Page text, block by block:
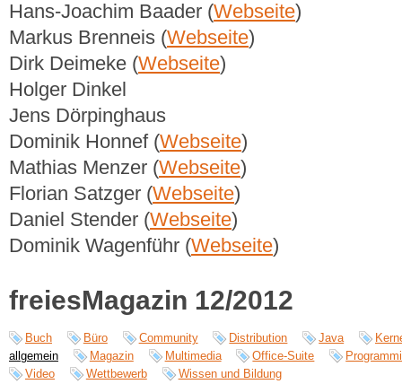
Hans-Joachim Baader (Webseite)
Markus Brenneis (Webseite)
Dirk Deimeke (Webseite)
Holger Dinkel
Jens Dörpinghaus
Dominik Honnef (Webseite)
Mathias Menzer (Webseite)
Florian Satzger (Webseite)
Daniel Stender (Webseite)
Dominik Wagenführ (Webseite)
freiesMagazin 12/2012
Buch Büro Community Distribution Java
allgemein
Magazin Multimedia Office-Suite
Video
Wettbewerb Wissen und Bildung